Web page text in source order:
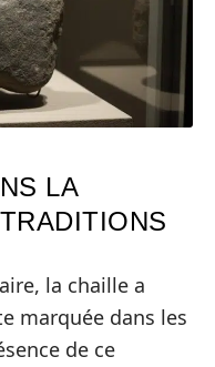
LA
la chaille a
marquée dans les
de ce